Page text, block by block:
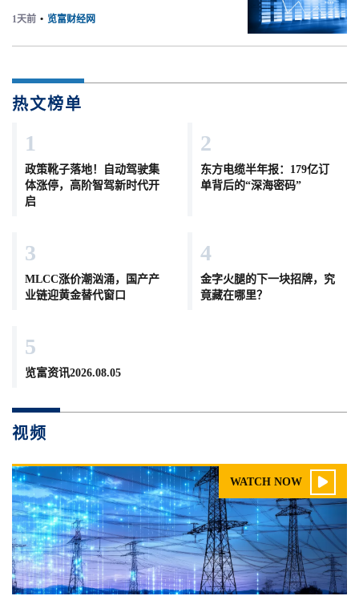
1天前 • 览富财经网
热文榜单
1
政策靴子落地！自动驾驶集
体涨停，高阶智驾新时代开
启
2
东方电缆半年报：179亿订
单背后的“深海密码”
3
MLCC涨价潮汹涌，国产产
业链迎黄金替代窗口
4
金字火腿的下一块招牌，究
竟藏在哪里？
5
览富资讯2026.08.05
视频
WATCH NOW 